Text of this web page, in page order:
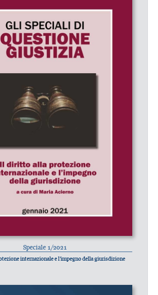
Speciale 1/2021
internazionale e l’impegno della giurisdizione